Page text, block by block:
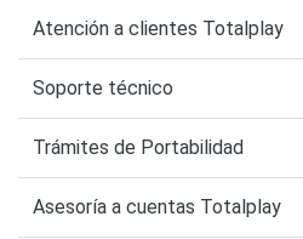
Atención a clientes Totalplay
Soporte técnico
Trámites de Portabilidad
Asesoría a cuentas Totalplay